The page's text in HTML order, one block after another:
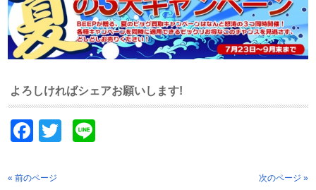
よろしければシェアお願いします!
Facebook
Twitter
« 前のページ 次のページ »